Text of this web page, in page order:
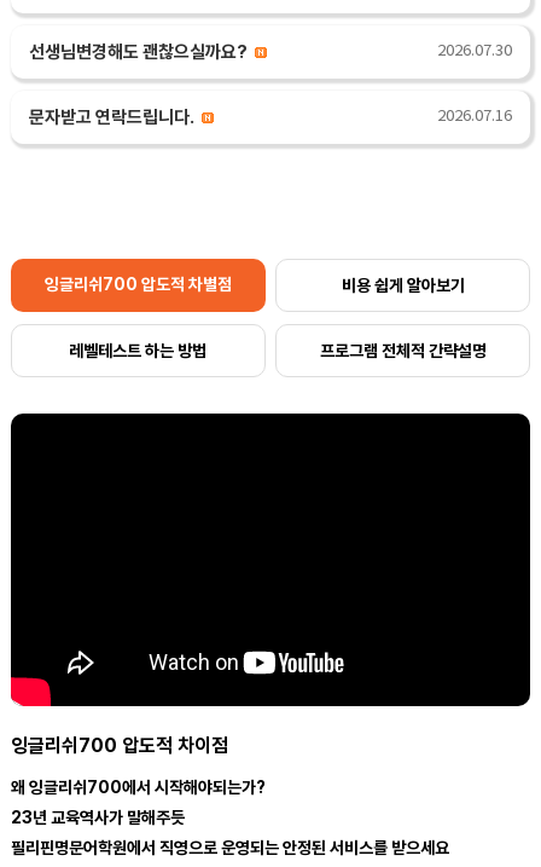
선생님변경해도 괜찮으실까요? 2026.07.30
문자받고 연락드립니다. 2026.07.16
잉글리쉬700 압도적 차별점 비용 쉽게 알아보기
레벨테스트 하는 방법 프로그램 전체적 간략설명
잉글리쉬700 압도적 차이점
왜 잉글리쉬700에서 시작해야되는가?
23년 교육역사가 말해주듯
필리핀명문어학원에서 직영으로 운영되는 안정된 서비스를 받으세요